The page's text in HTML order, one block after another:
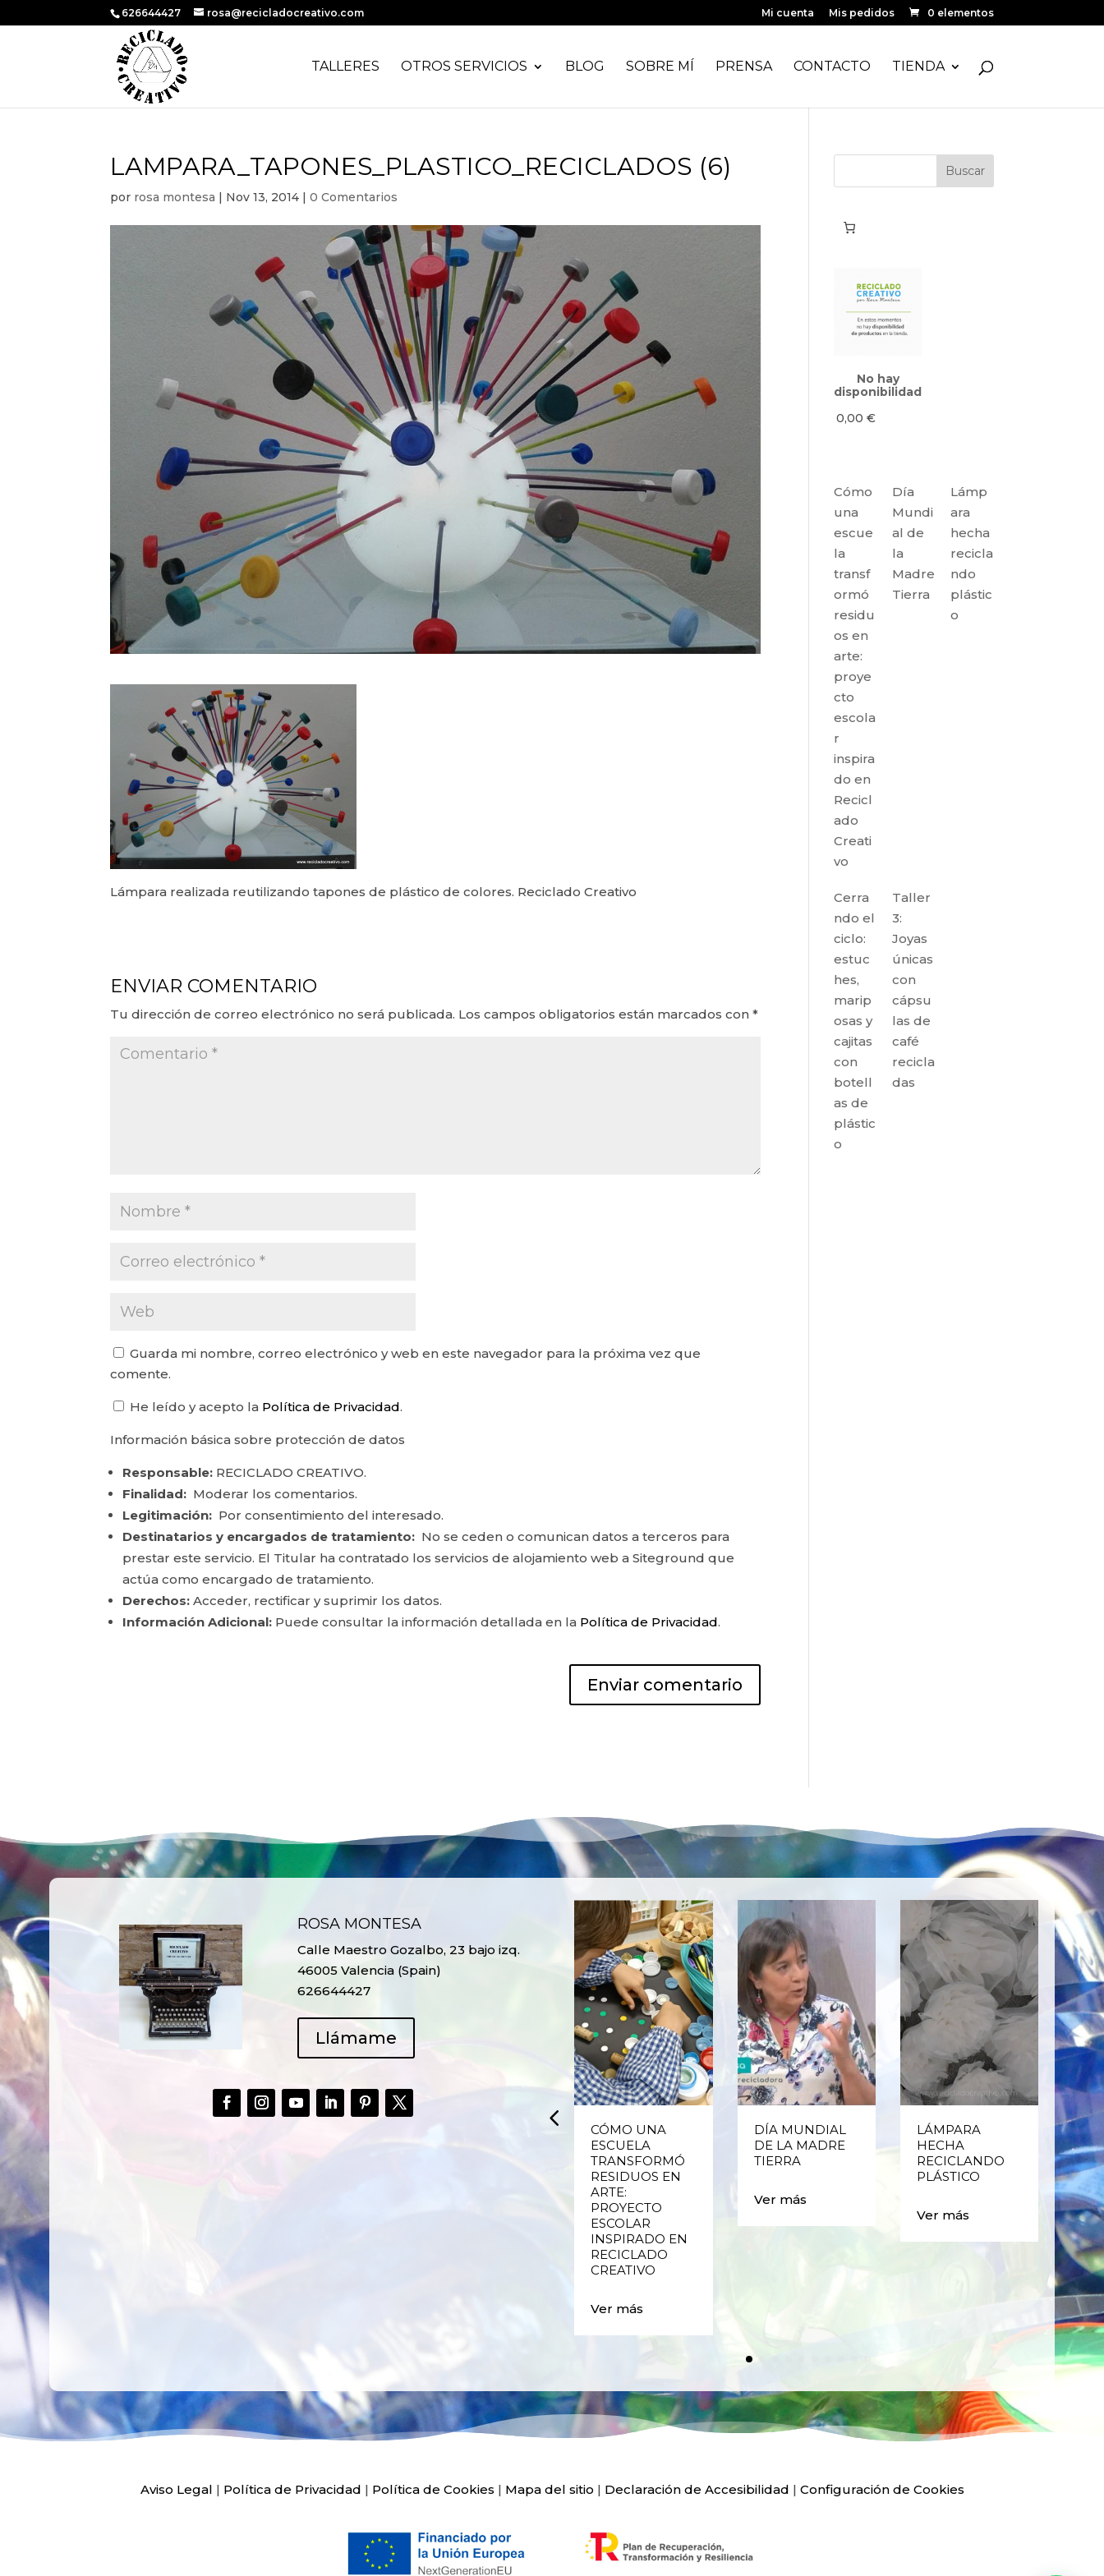
626644427 rosa@recicladocreativo.com Mi cuenta Mis pedidos 0 elementos
TALLERES OTROS SERVICIOS BLOG SOBRE MÍ PRENSA CONTACTO TIENDA
LAMPARA_TAPONES_PLASTICO_RECICLADOS (6)
por rosa montesa | Nov 13, 2014 |0 Comentarios
Lámpara realizada reutilizando tapones de plástico de colores. Reciclado Creativo
ENVIAR COMENTARIO
Tu dirección de correo electrónico no será publicada. Los campos obligatorios están marcados con*
Guarda mi nombre, correo electrónico y web en este navegador para la próxima vez que
comente.
He leído y acepto la Política de Privacidad.
Información básica sobre protección de datos
Responsable: RECICLADO CREATIVO.
Finalidad: Moderar los comentarios.
Legitimación: Por consentimiento del interesado.
Destinatarios y encargados de tratamiento: No se ceden o comunican datos a terceros para
prestar este servicio. El Titular ha contratado los servicios de alojamiento web a Siteground que
actúa como encargado de tratamiento.
Derechos: Acceder, rectificar y suprimir los datos.
Información Adicional: Puede consultar la información detallada en la Política de Privacidad.
No hay
disponibilidad
0,00€
Cómo
una
escue
la
transf
ormó
residu
os en
arte:
proye
cto
escola
r
inspira
do en
Recicl
ado
Creati
vo
Día
Mundi
al de
la
Madre
Tierra
Lámp
ara
hecha
recicla
ndo
plástic
o
Cerra
ndo el
ciclo:
estuc
hes,
marip
osas y
cajitas
con
botell
as de
plástic
o
Taller
3:
Joyas
únicas
con
cápsu
las de
café
recicla
das
ROSA MONTESA
Calle Maestro Gozalbo, 23 bajo izq.
46005 Valencia (Spain)
626644427
Llámame
RECICLADO EN
CÓMO UNA
ESCUELA
TRANSFORMÓ
RESIDUOS EN
ARTE:
PROYECTO
ESCOLAR
INSPIRADO EN
RECICLADO
CREATIVO
Ver más
DÍA MUNDIAL
DE LA MADRE
TIERRA
Ver más
LÁMPARA
HECHA
RECICLANDO
PLÁSTICO
Ver más
Aviso Legal | Política de Privacidad | Política de Cookies | Mapa del sitio | Declaración de Accesibilidad | Configuración de Cookies